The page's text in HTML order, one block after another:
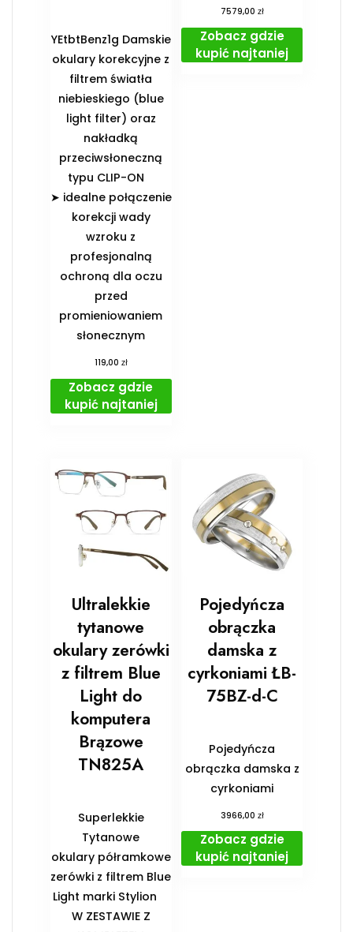
YEtbtBenz1g Damskie
okulary korekcyjne z
filtrem światła
niebieskiego (blue
light filter) oraz
nakładką
przeciwsłoneczną
typu CLIP-ON
➤ idealne połączenie
korekcji wady
wzroku z
profesjonalną
ochroną dla oczu
przed
promieniowaniem
słonecznym
119,00 zł
Zobacz gdzie
kupić najtaniej
7579,00 zł
Zobacz gdzie
kupić najtaniej
Ultralekkie
tytanowe
okulary zerówki
z filtrem Blue
Light do
komputera
Brązowe
TN825A
Superlekkie
Tytanowe
okulary półramkowe
zerówki z filtrem Blue
Light marki Stylion
️W ZESTAWIE Z
Pojedyńcza
obrączka
damska z
cyrkoniami ŁB-
75BZ-d-C
Pojedyńcza
obrączka damska z
cyrkoniami
3966,00 zł
Zobacz gdzie
kupić najtaniej